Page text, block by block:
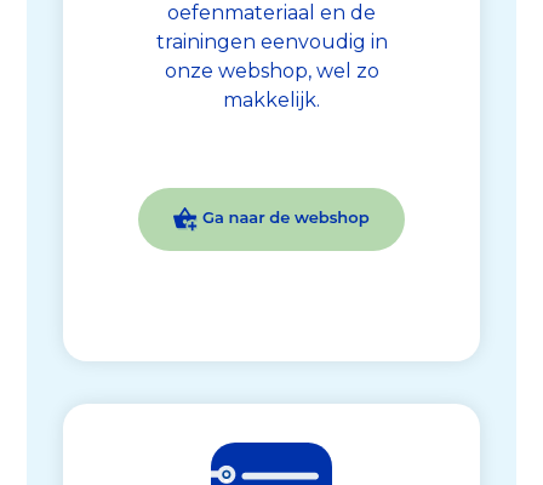
oefenmateriaal en de
trainingen eenvoudig in
onze webshop, wel zo
makkelijk.